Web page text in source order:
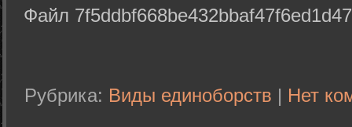
Файл
Рубрика: Виды единоборств | Нет